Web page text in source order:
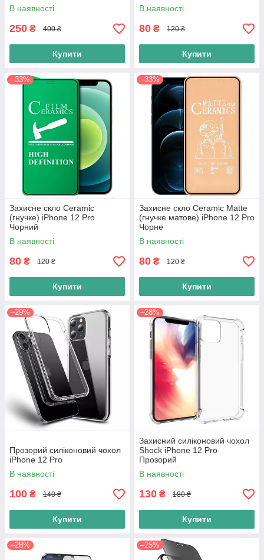
В наявності
250 ₴ 400 ₴
Купити
В наявності
80 ₴ 120 ₴
Купити
–33%
Захисне скло Ceramic
(гнучке) iPhone 12 Pro
Чорний
В наявності
80 ₴ 120 ₴
Купити
–33%
Захисне скло Ceramic Matte
(гнучке матове) iPhone 12 Pro
Чорне
В наявності
80 ₴ 120 ₴
Купити
–29%
Прозорий силіконовий чохол
iPhone 12 Pro
В наявності
100 ₴ 140 ₴
Купити
–28%
Захисний силіконовий чохол
Shock iPhone 12 Pro
Прозорий
В наявності
130 ₴ 180 ₴
Купити
–28% –25%